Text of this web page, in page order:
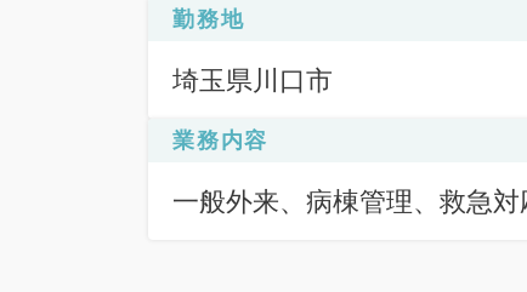
勤務地
埼玉県川口市
業務内容
一般外来、病棟管理、救急対